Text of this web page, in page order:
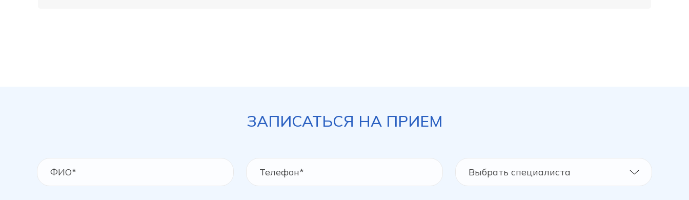
ЗАПИСАТЬСЯ НА ПРИЕМ
Выбрать специалиста